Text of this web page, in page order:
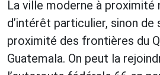
La ville moderne à proximité
d’intérêt particulier, sinon de
proximité des frontières du
Guatemala. On peut la